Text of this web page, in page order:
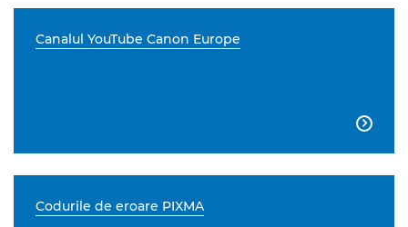
Canalul YouTube Canon Europe

Codurile de eroare PIXMA